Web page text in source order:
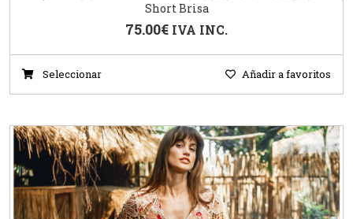
Short Brisa
75.00€ IVA INC.
Seleccionar Añadir a favoritos